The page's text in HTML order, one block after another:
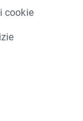
cookie